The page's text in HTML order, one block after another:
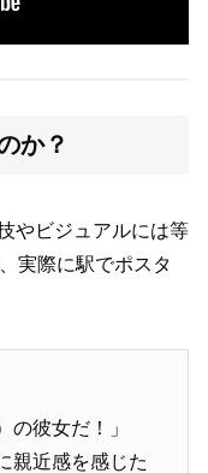
か？
やビジュアルには等
実際に駅でポスタ
の彼女だ！」
親近感を感じた